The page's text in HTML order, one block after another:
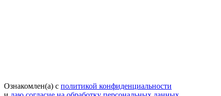
Ознакомлен(а) с политикой конфиденциальности